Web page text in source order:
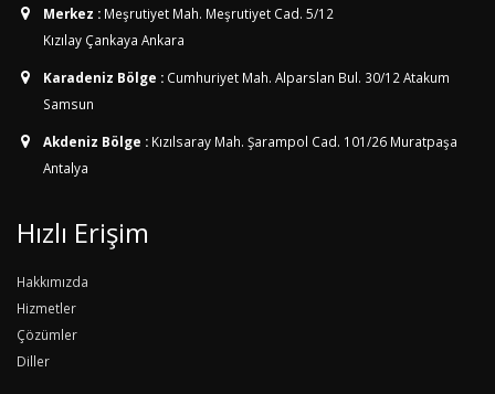
Merkez : Meşrutiyet Mah. Meşrutiyet Cad. 5/12
Kızılay Çankaya Ankara
Karadeniz Bölge : Cumhuriyet Mah. Alparslan Bul. 30/12 Atakum
Samsun
Akdeniz Bölge : Kızılsaray Mah. Şarampol Cad. 101/26 Muratpaşa
Antalya
Hızlı Erişim
Hakkımızda
Hizmetler
Çözümler
Diller